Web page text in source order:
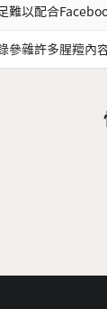
難以配合
參雜許多腥羶內